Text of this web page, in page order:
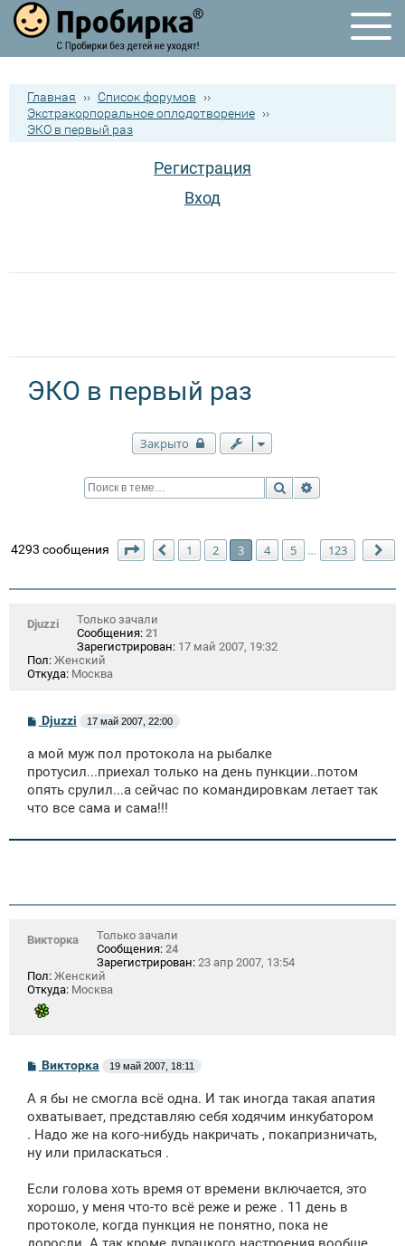
Главная ›› Список форумов
››
Экстракорпоральное оплодотворение ››
ЭКО в первый раз
Регистрация
Вход
ЭКО в первый раз
Закрыто
Поиск
4293 сообщения Страница из 123
Пред.
1 2 3 4 5 … 123
Djuzzi
Только зачали
Сообщения: 21
Зарегистрирован: 17 май 2007, 19:32
Пол: Женский
Откуда: Москва
С
б
щ
е
н
и
Djuzzi 17 май 2007, 22:00
а мой муж пол протокола на рыбалке
протусил...приехал только на день пункции..потом
опять срулил...а сейчас по командировкам летает так
что все сама и сама!!!
Викторка
Только зачали
Сообщения: 24
Зарегистрирован: 23 апр 2007, 13:54
Пол: Женский
Откуда: Москва
С
б
щ
е
н
и
Викторка 19 май 2007, 18:11
А я бы не смогла всё одна. И так иногда такая апатия
охватывает, представляю себя ходячим инкубатором
. Надо же на кого-нибудь накричать , покапризничать,
ну или приласкаться .
Если голова хоть время от времени включается, это
хорошо, у меня что-то всё реже и реже . 11 день в
протоколе, когда пункция не понятно, пока не